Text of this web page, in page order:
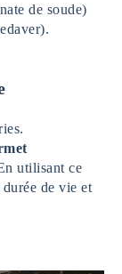
de soude)
utilisant ce
de vie et